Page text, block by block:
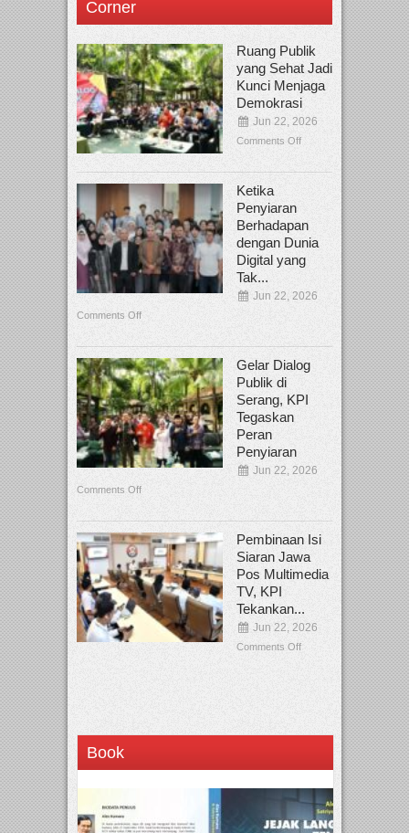
Corner
Ruang Publik
yang Sehat Jadi
Kunci Menjaga
Demokrasi
Jun 22, 2026
Comments Off
Ketika
Penyiaran
Berhadapan
dengan Dunia
Digital yang
Tak...
Jun 22, 2026
Comments Off
Gelar Dialog
Publik di
Serang, KPI
Tegaskan
Peran
Penyiaran
Jun 22, 2026
Comments Off
Pembinaan Isi
Siaran Jawa
Pos Multimedia
TV, KPI
Tekankan...
Jun 22, 2026
Comments Off
Book